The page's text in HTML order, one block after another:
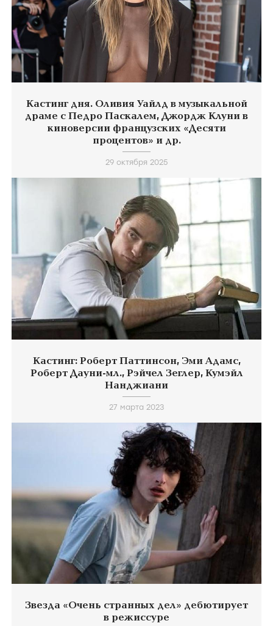
Кастинг дня. Оливия Уайлд в музыкальной
драме с Педро Паскалем, Джордж Клуни в
киноверсии французских «Десяти
процентов» и др.
29 октября 2025
Кастинг: Роберт Паттинсон, Эми Адамс,
Роберт Дауни-мл., Рэйчел Зеглер, Кумэйл
Нанджиани
27 марта 2023
Звезда «Очень странных дел» дебютирует
в режиссуре